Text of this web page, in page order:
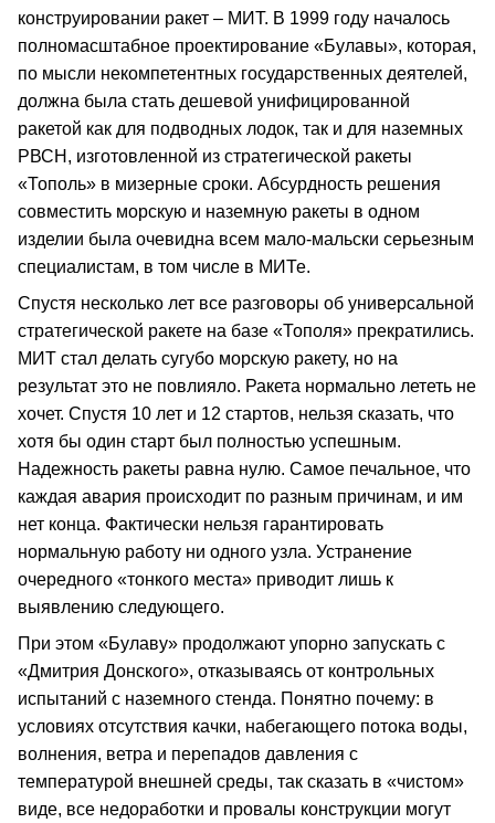
конструировании ракет – МИТ. В 1999 году началось
полномасштабное проектирование «Булавы», которая,
по мысли некомпетентных государственных деятелей,
должна была стать дешевой унифицированной
ракетой как для подводных лодок, так и для наземных
РВСН, изготовленной из стратегической ракеты
«Тополь» в мизерные сроки. Абсурдность решения
совместить морскую и наземную ракеты в одном
изделии была очевидна всем мало-мальски серьезным
специалистам, в том числе в МИТе.
Спустя несколько лет все разговоры об универсальной
стратегической ракете на базе «Тополя» прекратились.
МИТ стал делать сугубо морскую ракету, но на
результат это не повлияло. Ракета нормально лететь не
хочет. Спустя 10 лет и 12 стартов, нельзя сказать, что
хотя бы один старт был полностью успешным.
Надежность ракеты равна нулю. Самое печальное, что
каждая авария происходит по разным причинам, и им
нет конца. Фактически нельзя гарантировать
нормальную работу ни одного узла. Устранение
очередного «тонкого места» приводит лишь к
выявлению следующего.
При этом «Булаву» продолжают упорно запускать с
«Дмитрия Донского», отказываясь от контрольных
испытаний с наземного стенда. Понятно почему: в
условиях отсутствия качки, набегающего потока воды,
волнения, ветра и перепадов давления с
температурой внешней среды, так сказать в «чистом»
виде, все недоработки и провалы конструкции могут